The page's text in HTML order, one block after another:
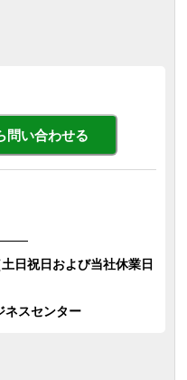
問い合わせる
日祝日および当社休業日
ネスセンター